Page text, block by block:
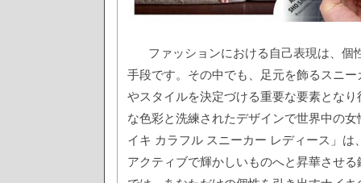
ファッションにおける自己表現は、個
手段です。その中でも、足元を飾るスニ
やスタイルを決定づける重要な要素とな
な色彩と洗練されたデザインで世界中の
イキ カラフル スニーカー レディース」は
アクティブで輝かしいものへと昇華させ